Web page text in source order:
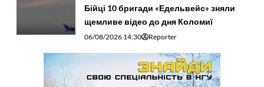
Бійці 10 бригади «Едельвейс» зняли
щемливе відео до дня Коломиї
06/08/2026 14:30 Reporter